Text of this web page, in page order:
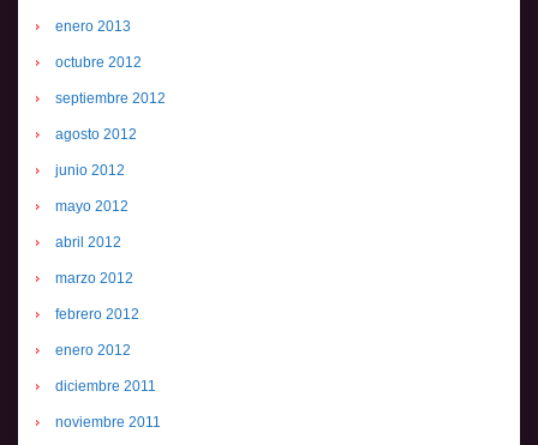
enero 2013
octubre 2012
septiembre 2012
agosto 2012
junio 2012
mayo 2012
abril 2012
marzo 2012
febrero 2012
enero 2012
diciembre 2011
noviembre 2011